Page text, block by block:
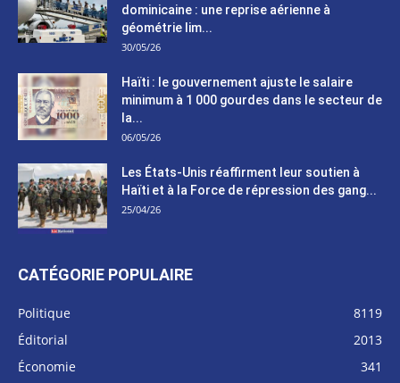
dominicaine : une reprise aérienne à
géométrie lim...
30/05/26
Haïti : le gouvernement ajuste le salaire
minimum à 1 000 gourdes dans le secteur de
la...
06/05/26
Les États-Unis réaffirment leur soutien à
Haïti et à la Force de répression des gang...
25/04/26
CATÉGORIE POPULAIRE
Politique
8119
Éditorial
2013
Économie
341